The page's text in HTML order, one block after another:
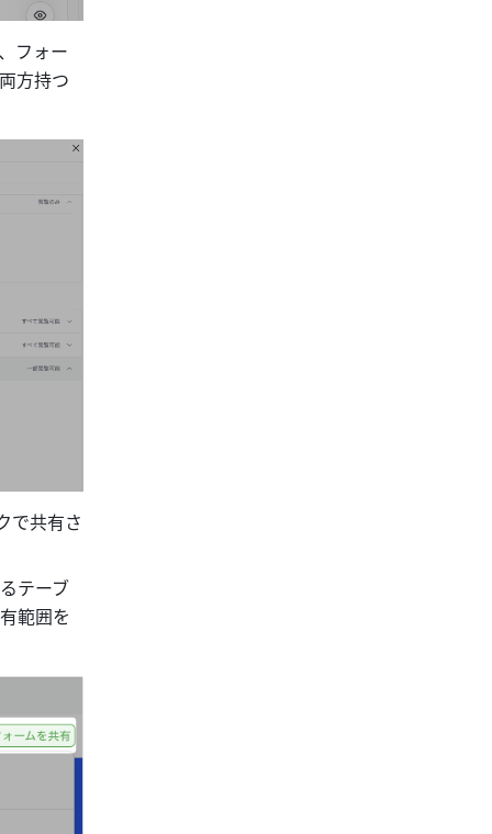
フォー
方持つ
で共有さ
テーブ
範囲を